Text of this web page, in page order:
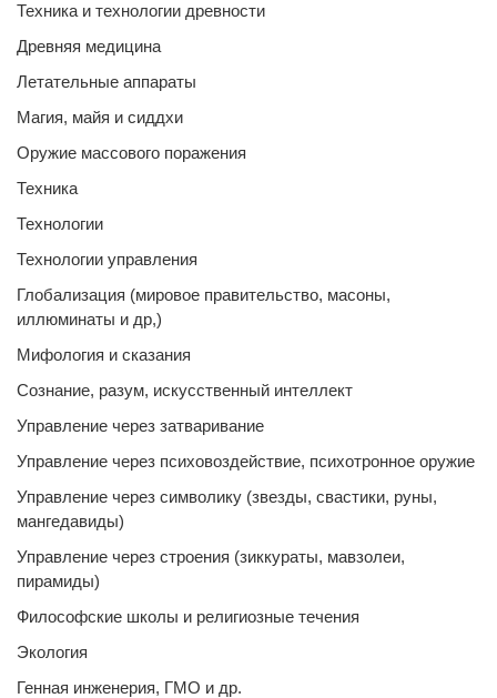
Техника и технологии древности
Древняя медицина
Летательные аппараты
Магия, майя и сиддхи
Оружие массового поражения
Техника
Технологии
Технологии управления
Глобализация (мировое правительство, масоны,
иллюминаты и др,)
Мифология и сказания
Сознание, разум, искусственный интеллект
Управление через затваривание
Управление через психовоздействие, психотронное оружие
Управление через символику (звезды, свастики, руны,
мангедавиды)
Управление через строения (зиккураты, мавзолеи,
пирамиды)
Философские школы и религиозные течения
Экология
Генная инженерия, ГМО и др.